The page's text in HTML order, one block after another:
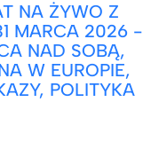
NA ŻYWO Z
MARCA 2026 -
NAD SOBĄ,
W EUROPIE,
POLITYKA